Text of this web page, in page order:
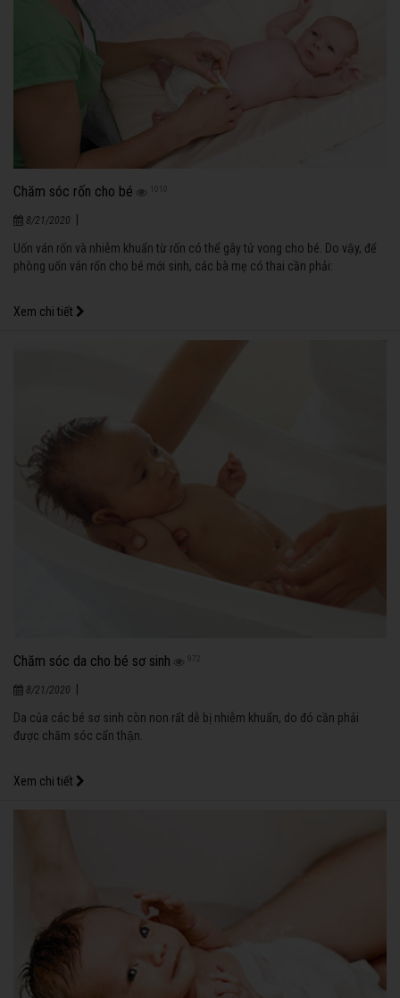
Chăm sóc rốn cho bé
8/21/2020
Uốn ván rốn và nhiễm khuẩn từ rốn có thể gây tử vong cho bé. Do vậy, để
phòng uốn ván rốn cho bé mới sinh, các bà mẹ có thai cần phải:
Xem chi tiết
Chăm sóc da cho bé sơ sinh 972
8/21/2020
Da của các bé sơ sinh còn non rất dễ bị nhiễm khuẩn, do đó cần phải
được chăm sóc cẩn thận.
Xem chi tiết